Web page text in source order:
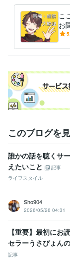
niji・journey:3年
得意分野
悩み相談・カウン
ーズにするアドバイ
悩み相談・カウン
語学力
英語 日常会話レベ
こ
お
聞
このブログを
誰かの話を聴くサ
えたいこと
記事
ライフスタイル
Sho904
2026/05/26 04:31
【重要】最初にお
セラーうさぴょん
記事